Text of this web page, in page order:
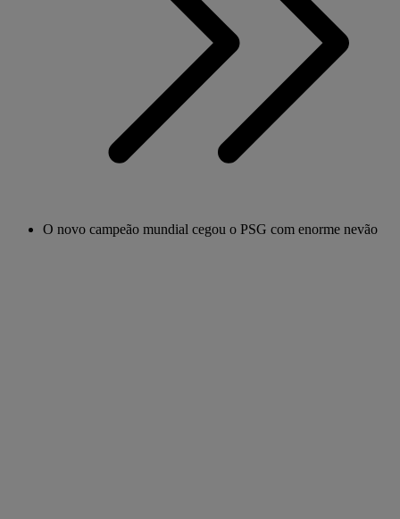
O novo campeão mundial cegou o PSG com enorme nevão